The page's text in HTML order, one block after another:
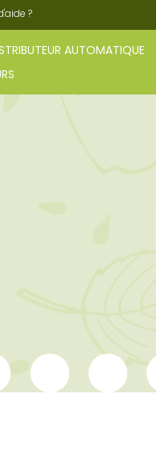
?
AUTOMATIQUE